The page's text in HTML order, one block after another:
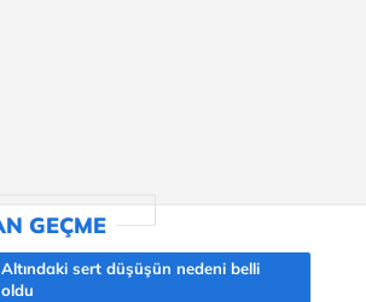
Altındaki sert düşüşün nedeni belli
oldu